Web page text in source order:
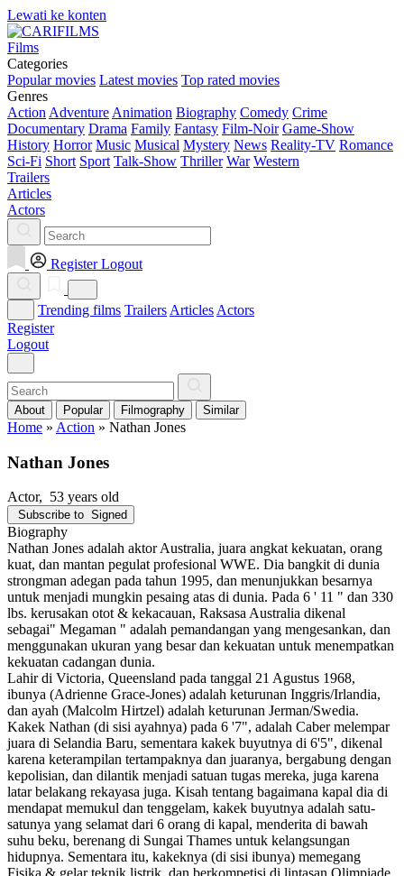
Lewati ke konten
Films
Categories
Popular movies Latest movies Top rated movies
Genres
Action Adventure Animation Biography Comedy Crime
Documentary Drama Family Fantasy Film-Noir Game-Show
History Horror Music Musical Mystery News Reality-TV Romance
Sci-Fi Short Sport Talk-Show Thriller War Western
Trailers
Articles
Actors
Register Logout
Trending films Trailers Articles Actors
Register
Logout
About Popular Filmography Similar
Home » Action » Nathan Jones
Nathan Jones
Actor, 53 years old
Subscribe to Signed
Biography
Nathan Jones adalah aktor Australia, juara angkat kekuatan, orang
kuat, dan mantan pegulat profesional WWE. Dia bangkit di dunia
strongman adegan pada tahun 1995, dan menunjukkan besarnya
untuk menjadi mungkin pesaing atas di dunia. Pada 6 ' 11 " dan 330
lbs. kerusakan otot & kekacauan, Raksasa Australia dikenal
sebagai" Megaman " adalah pemandangan yang mengesankan, dan
menggunakan ukuran yang besar dan kekuatan untuk menempatkan
kekuatan cadangan dunia.
Lahir di Victoria, Queensland pada tanggal 21 Agustus 1968,
ibunya (Adrienne Grace-Jones) adalah keturunan Inggris/Irlandia,
dan ayah (Malcolm Hirtzel) adalah keturunan Jerman/Swedia.
Kakek Nathan (di sisi ayahnya) pada 6 '7", adalah Caber melempar
juara di Selandia Baru, sementara kakek buyutnya di 6'5", dikenal
karena keterampilan tertampaknya dan juaranya, bergabung dengan
kepolisian, dan dilantik menjadi satuan tugas mereka, juga karena
latar belakang rekayasa juga. Kisah tentang bagaimana kapal dia di
mendapat memukul dan tenggelam, kakek buyutnya adalah satu-
satunya yang selamat dari 6 orang di kapal, menderita di bawah
suhu beku, berenang di Sungai Thames untuk kelangsungan
hidupnya. Sementara itu, kakeknya (di sisi ibunya) memegang